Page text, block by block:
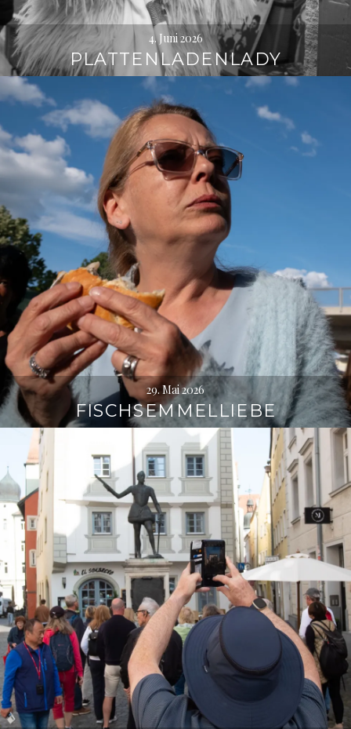
4. Juni 2026
PLATTENLADENLADY
29. Mai 2026
FISCHSEMMELLIEBE